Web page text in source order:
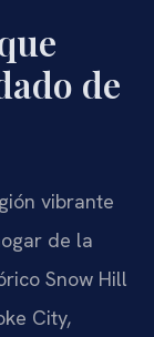
de
vibrante
de la
Snow Hill
City,